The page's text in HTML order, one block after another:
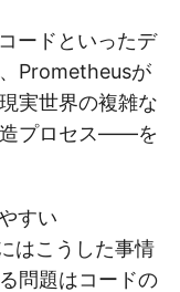
ードといったデ
Prometheusが
実世界の複雑な
プロセス——を
すい
はこうした事情
問題はコードの